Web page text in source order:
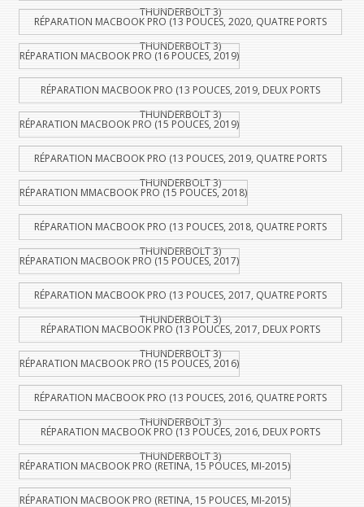
THUNDERBOLT 3)
RÉPARATION MACBOOK PRO (13 POUCES, 2020, QUATRE PORTS
THUNDERBOLT 3)
RÉPARATION MACBOOK PRO (16 POUCES, 2019)
RÉPARATION MACBOOK PRO (13 POUCES, 2019, DEUX PORTS
THUNDERBOLT 3)
RÉPARATION MACBOOK PRO (15 POUCES, 2019)
RÉPARATION MACBOOK PRO (13 POUCES, 2019, QUATRE PORTS
THUNDERBOLT 3)
RÉPARATION MMACBOOK PRO (15 POUCES, 2018)
RÉPARATION MACBOOK PRO (13 POUCES, 2018, QUATRE PORTS
THUNDERBOLT 3)
RÉPARATION MACBOOK PRO (15 POUCES, 2017)
RÉPARATION MACBOOK PRO (13 POUCES, 2017, QUATRE PORTS
THUNDERBOLT 3)
RÉPARATION MACBOOK PRO (13 POUCES, 2017, DEUX PORTS
THUNDERBOLT 3)
RÉPARATION MACBOOK PRO (15 POUCES, 2016)
RÉPARATION MACBOOK PRO (13 POUCES, 2016, QUATRE PORTS
THUNDERBOLT 3)
RÉPARATION MACBOOK PRO (13 POUCES, 2016, DEUX PORTS
THUNDERBOLT 3)
RÉPARATION MACBOOK PRO (RETINA, 15 POUCES, MI-2015)
RÉPARATION MACBOOK PRO (RETINA, 15 POUCES, MI-2015)